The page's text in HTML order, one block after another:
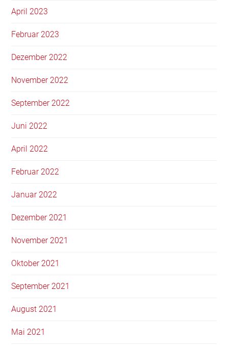
April 2023
Februar 2023
Dezember 2022
November 2022
September 2022
Juni 2022
April 2022
Februar 2022
Januar 2022
Dezember 2021
November 2021
Oktober 2021
September 2021
August 2021
Mai 2021